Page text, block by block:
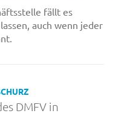
fällt es
auch wenn jeder
DMFV in